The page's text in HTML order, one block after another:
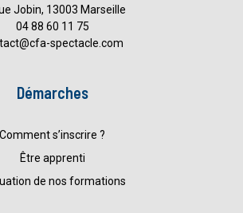
Jobin, 13003 Marseille
04 88 60 11 75
spectacle.com
Démarches
Comment s’inscrire ?
Être apprenti
de nos formations